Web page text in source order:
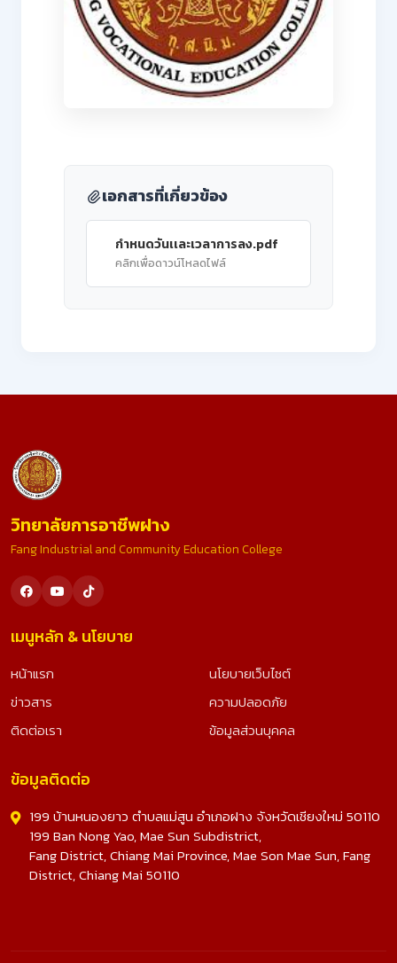
เอกสารที่เกี่ยวข้อง
กำหนดวันเเละเวลาการลง.pdf
คลิกเพื่อดาวน์โหลดไฟล์
วิทยาลัยการอาชีพฝาง
Fang Industrial and Community Education College
เมนูหลัก & นโยบาย
หน้าแรก
ข่าวสาร
ติดต่อเรา
นโยบายเว็บไซต์
ความปลอดภัย
ข้อมูลส่วนบุคคล
ข้อมูลติดต่อ
199 บ้านหนองยาว ตำบลแม่สูน อำเภอฝาง จังหวัดเชียงใหม่ 50110
199 Ban Nong Yao, Mae Sun Subdistrict,
Fang District, Chiang Mai Province, Mae Son Mae Sun, Fang
District, Chiang Mai 50110